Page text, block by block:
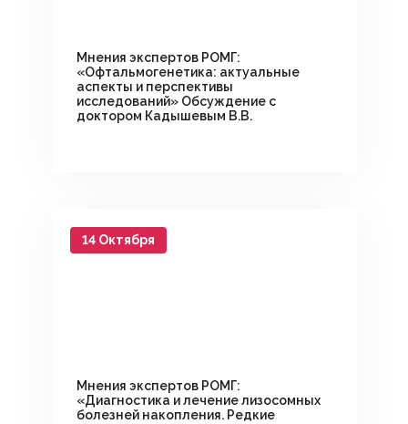
Мнения экспертов РОМГ:
«Офтальмогенетика: актуальные
аспекты и перспективы
исследований» Обсуждение с
доктором Кадышевым В.В.
14 Октября
Мнения экспертов РОМГ:
«Диагностика и лечение лизосомных
болезней накопления. Редкие